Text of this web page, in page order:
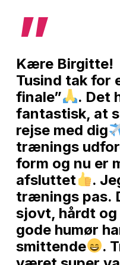
”
Kære Birgitte!
Tusind tak for
finale”
. Det
fantastisk, at
rejse med dig
trænings
form og nu er
afsluttet
.
trænings pas.
sjovt, hårdt
gode humør
smittende
.